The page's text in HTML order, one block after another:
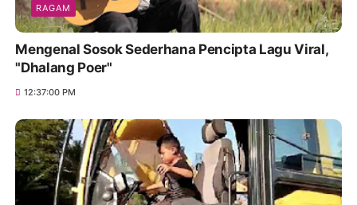
RAGAM
Mengenal Sosok Sederhana Pencipta Lagu Viral,
"Dhalang Poer"
12:37:00 PM